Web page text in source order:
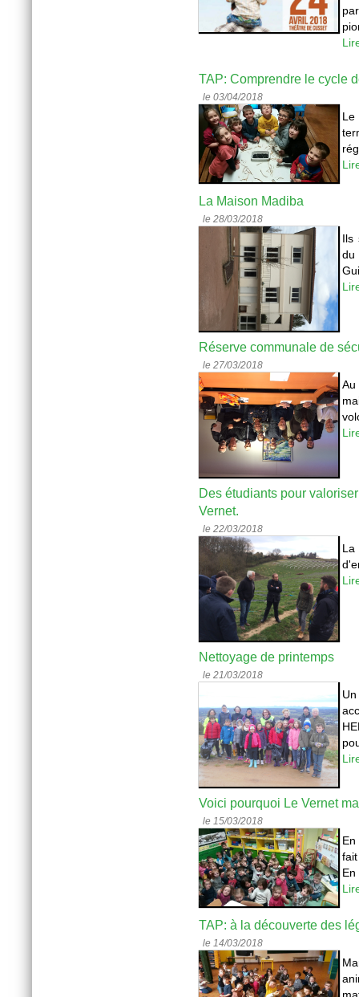
TAP: Comprendre le cycle
le 03/04/2018
Le
La Maison Madiba
le 28/03/2018
Ils
du
Réserve communale de
le 27/03/2018
Au
Des étudiants pour
Vernet.
le 22/03/2018
La
Nettoyage de printemps
le 21/03/2018
Voici pourquoi Le Vernet
le 15/03/2018
En
TAP: à la découverte des
le 14/03/2018